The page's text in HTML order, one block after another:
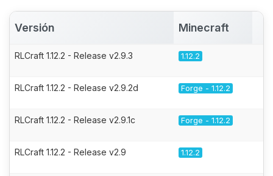
Versión Minecraft
RLCraft 1.12.2 - Release v2.9.3 1.12.2
RLCraft 1.12.2 - Release v2.9.2d Forge - 1.12.2
RLCraft 1.12.2 - Release v2.9.1c Forge - 1.12.2
RLCraft 1.12.2 - Release v2.9 1.12.2